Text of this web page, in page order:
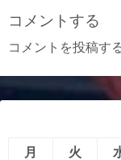
コメントする
コメントを投稿す
月
火